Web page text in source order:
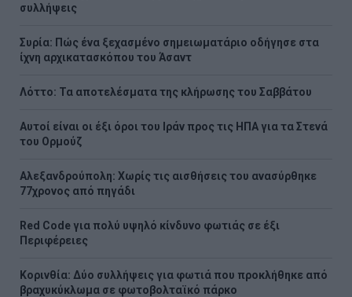
συλλήψεις
Συρία: Πώς ένα ξεχασμένο σημειωματάριο οδήγησε στα
ίχνη αρχικατασκόπου του Άσαντ
Λόττο: Τα αποτελέσματα της κλήρωσης του Σαββάτου
Αυτοί είναι οι έξι όροι του Ιράν προς τις ΗΠΑ για τα Στενά
του Ορμούζ
Αλεξανδρούπολη: Χωρίς τις αισθήσεις του ανασύρθηκε
77χρονος από πηγάδι
Red Code για πολύ υψηλό κίνδυνο φωτιάς σε έξι
Περιφέρειες
Κορινθία: Δύο συλλήψεις για φωτιά που προκλήθηκε από
βραχυκύκλωμα σε φωτοβολταϊκό πάρκο